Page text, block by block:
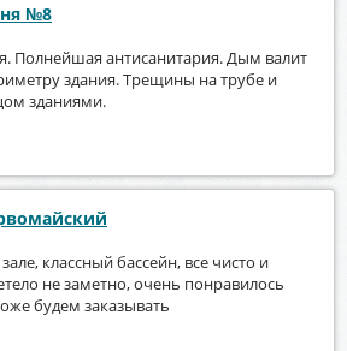
№8
Полнейшая антисанитария. Дым валит
здания. Трещины на трубе и
зданиями.
классный бассейн, все чисто и
не заметно, очень понравилось
будем заказывать